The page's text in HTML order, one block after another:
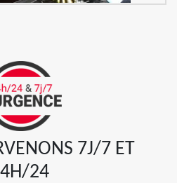
7J/7 ET
24